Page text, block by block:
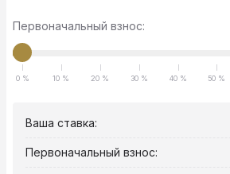
Первоначальный взнос:
0 % 10 % 20 % 30 % 40 % 50 %
Ваша ставка:
Первоначальный взнос: